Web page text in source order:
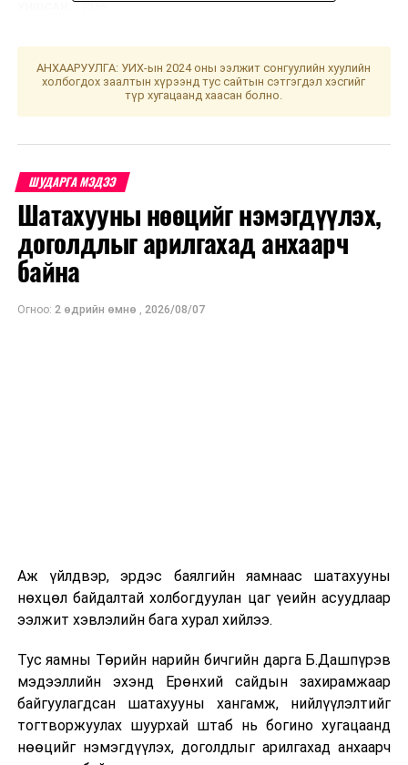
санал болгож байна
Дархлаажуулалтын цэгүүд 09:00-20:00 цаг хүртэл
ажиллана
АНХААРУУЛГА: УИХ-ын 2024 оны ээлжит сонгуулийн хуулийн
холбогдох заалтын хүрээнд тус сайтын сэтгэгдэл хэсгийг
түр хугацаанд хаасан болно.
ШУДАРГА МЭДЭЭ
Шатахууны нөөцийг нэмэгдүүлэх,
доголдлыг арилгахад анхаарч
байна
Огноо: 2 өдрийн өмнө , 2026/08/07
Аж үйлдвэр, эрдэс баялгийн яамнаас шатахууны
нөхцөл байдалтай холбогдуулан цаг үеийн асуудлаар
ээлжит хэвлэлийн бага хурал хийлээ.
Тус яамны Төрийн нарийн бичгийн дарга Б.Дашпүрэв
мэдээллийн эхэнд Ерөнхий сайдын захирамжаар
байгуулагдсан шатахууны хангамж, нийлүүлэлтийг
тогтворжуулах шуурхай штаб нь богино хугацаанд
нөөцийг нэмэгдүүлэх, доголдлыг арилгахад анхаарч